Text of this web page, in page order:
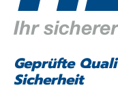
Geprüfte
Sicherheit